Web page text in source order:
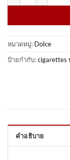
หมวดหมู่: DoIce
ป้ายกำกับ:cigarettes
คำอธิบาย